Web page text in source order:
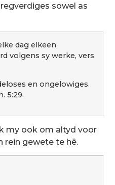
sowel as
dag elkeen
volgens sy werke, vers
en ongelowiges.
5:29.
my ook om altyd voor
rein gewete te hê.